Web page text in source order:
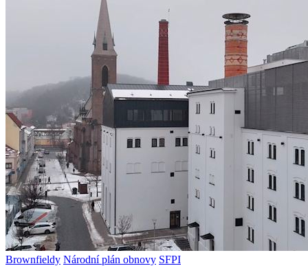
Brownfieldy Národní plán obnovy SFPI